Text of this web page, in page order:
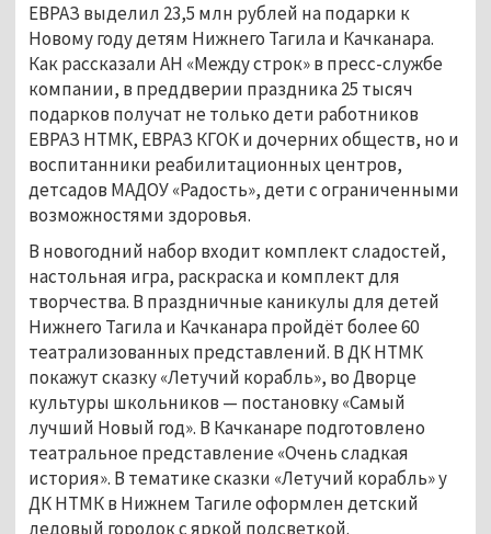
ЕВРАЗ выделил 23,5 млн рублей на подарки к
Новому году детям Нижнего Тагила и Качканара.
Как рассказали АН «Между строк» в пресс-службе
компании, в преддверии праздника 25 тысяч
подарков получат не только дети работников
ЕВРАЗ НТМК, ЕВРАЗ КГОК и дочерних обществ, но и
воспитанники реабилитационных центров,
детсадов МАДОУ «Радость», дети с ограниченными
возможностями здоровья.
В новогодний набор входит комплект сладостей,
настольная игра, раскраска и комплект для
творчества. В праздничные каникулы для детей
Нижнего Тагила и Качканара пройдёт более 60
театрализованных представлений. В ДК НТМК
покажут сказку «Летучий корабль», во Дворце
культуры школьников — постановку «Самый
лучший Новый год». В Качканаре подготовлено
театральное представление «Очень сладкая
история». В тематике сказки «Летучий корабль» у
ДК НТМК в Нижнем Тагиле оформлен детский
ледовый городок с яркой подсветкой.